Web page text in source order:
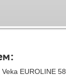
EUROLINE 58